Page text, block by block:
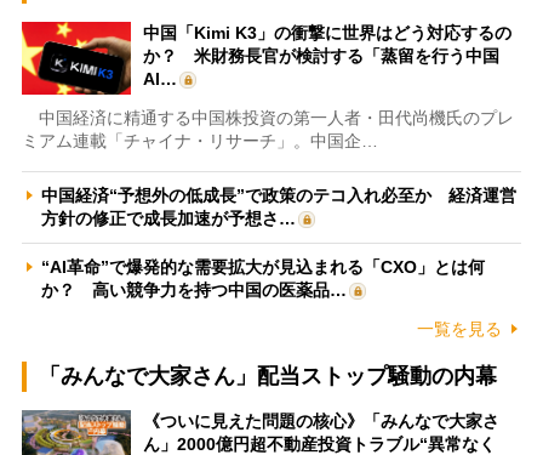
中国「Kimi K3」の衝撃に世界はどう対応するの
か？ 米財務長官が検討する「蒸留を行う中国
AI…
中国経済に精通する中国株投資の第一人者・田代尚機氏のプレ
ミアム連載「チャイナ・リサーチ」。中国企…
中国経済“予想外の低成長”で政策のテコ入れ必至か 経済運営
方針の修正で成長加速が予想さ…
“AI革命”で爆発的な需要拡大が見込まれる「CXO」とは何
か？ 高い競争力を持つ中国の医薬品…
一覧を見る
「みんなで大家さん」配当ストップ騒動の内幕
《ついに見えた問題の核心》「みんなで大家さ
ん」2000億円超不動産投資トラブル“異常なく